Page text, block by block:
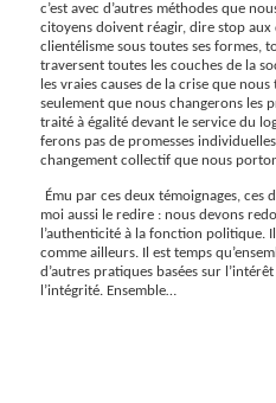
c’est avec d’autres méthodes que
citoyens doivent réagir, dire stop aux
clientélisme sous toutes ses formes,
traversent toutes les couches de la
les vraies causes de la crise que
seulement que nous changerons les
traité à égalité devant le service du
ferons pas de promesses
changement collectif que nous
Ému par ces deux témoignages, ces
moi aussi le redire : nous devons
l’authenticité à la fonction politique.
comme ailleurs. Il est temps
d’autres pratiques basées sur
l’intégrité. Ensemble…